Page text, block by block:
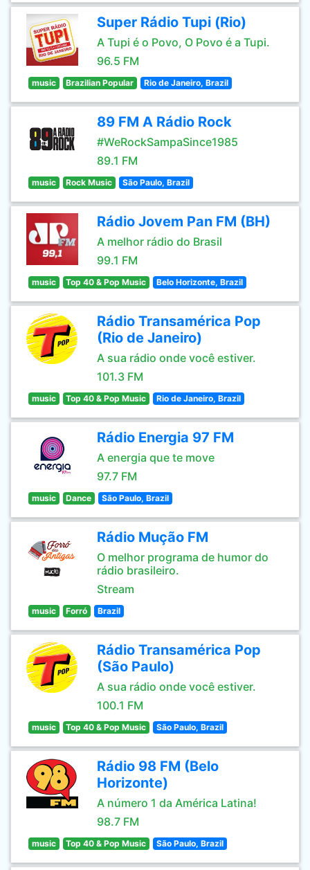
Super Rádio Tupi (Rio)
A Tupi é o Povo, O Povo é a Tupi.
96.5 FM
music Brazilian Popular Rio de Janeiro, Brazil
89 FM A Rádio Rock
#WeRockSampaSince1985
89.1 FM
music Rock Music São Paulo, Brazil
Rádio Jovem Pan FM (BH)
A melhor rádio do Brasil
99.1 FM
music Top 40 & Pop Music Belo Horizonte, Brazil
Rádio Transamérica Pop
(Rio de Janeiro)
A sua rádio onde você estiver.
101.3 FM
music Top 40 & Pop Music Rio de Janeiro, Brazil
Rádio Energia 97 FM
A energia que te move
97.7 FM
music Dance São Paulo, Brazil
Rádio Mução FM
O melhor programa de humor do
rádio brasileiro.
Stream
music Forró Brazil
Rádio Transamérica Pop
(São Paulo)
A sua rádio onde você estiver.
100.1 FM
music Top 40 & Pop Music São Paulo, Brazil
Rádio 98 FM (Belo
Horizonte)
A número 1 da América Latina!
98.7 FM
music Top 40 & Pop Music São Paulo, Brazil